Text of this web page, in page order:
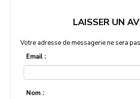
LAISSER UN
Votre adresse de messagerie ne sera
Email :
Nom :